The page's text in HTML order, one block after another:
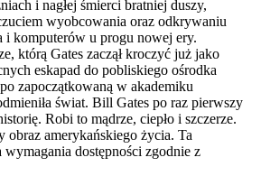
i nagłej śmierci bratniej duszy,
wyobcowania oraz odkrywaniu
i komputerów u progu nowej ery.
którą Gates zaczął kroczyć już jako
eskapad do pobliskiego ośrodka
zapoczątkowaną w akademiku
świat. Bill Gates po raz pierwszy
Robi to mądrze, ciepło i szczerze.
obraz amerykańskiego życia. Ta
wymagania dostępności zgodnie z